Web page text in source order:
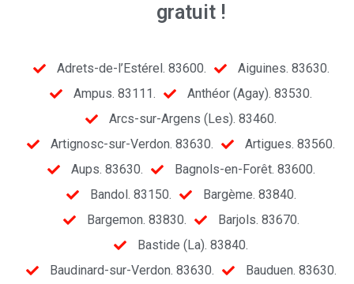
gratuit !
Adrets-de-l’Estérel. 83600.
Aiguines. 83630.
Ampus. 83111.
Anthéor (Agay). 83530.
Arcs-sur-Argens (Les). 83460.
Artignosc-sur-Verdon. 83630.
Artigues. 83560.
Aups. 83630.
Bagnols-en-Forêt. 83600.
Bandol. 83150.
Bargème. 83840.
Bargemon. 83830.
Barjols. 83670.
Bastide (La). 83840.
Baudinard-sur-Verdon. 83630.
Bauduen. 83630.